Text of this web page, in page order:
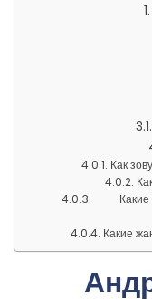
Как
Какие